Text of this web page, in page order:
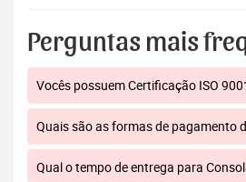
Perguntas mais
Vocês possuem Certificação ISO
Quais são as formas de pagamento
Qual o tempo de entrega para